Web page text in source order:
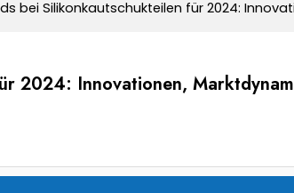
bei Silikonkautschukteilen für 2024:
2024: Innovationen,